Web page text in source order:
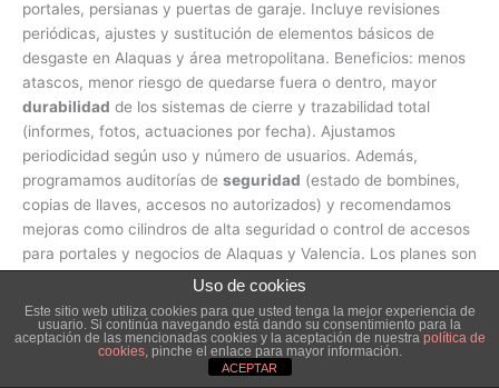
portales, persianas y puertas de garaje. Incluye revisiones
periódicas, ajustes y sustitución de elementos básicos de
desgaste en Alaquas y área metropolitana. Beneficios: menos
atascos, menor riesgo de quedarse fuera o dentro, mayor
durabilidad de los sistemas de cierre y trazabilidad total
(informes, fotos, actuaciones por fecha). Ajustamos
periodicidad según uso y número de usuarios. Además,
programamos auditorías de seguridad (estado de bombines,
copias de llaves, accesos no autorizados) y recomendamos
mejoras como cilindros de alta seguridad o control de accesos
para portales y negocios de Alaquas y Valencia. Los planes son
(sin permanencia) y con recambios homologados. La
comunicación es centralizada con técnico de referencia para
agilizar avisos y coordinar accesos con administradores de
Uso de cookies
Este sitio web utiliza cookies para que usted tenga la mejor experiencia de
usuario. Si continúa navegando está dando su consentimiento para la
aceptación de las mencionadas cookies y la aceptación de nuestra política de
cookies, pinche el enlace para mayor información.
ACEPTAR